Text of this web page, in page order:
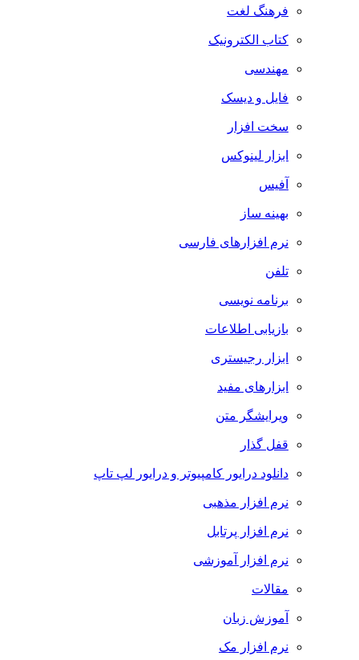
فرهنگ لغت
کتاب الکترونیک
مهندسی
فایل و دیسک
سخت افزار
ابزار لینوکس
آفیس
بهینه ساز
نرم افزارهای فارسی
تلفن
برنامه نویسی
بازیابی اطلاعات
ابزار رجیستری
ابزارهای مفید
ویرایشگر متن
قفل گذار
دانلود درایور کامپیوتر و درایور لپ تاپ
نرم افزار مذهبی
نرم افزار پرتابل
نرم افزار آموزشی
مقالات
آموزش زبان
نرم افزار مک